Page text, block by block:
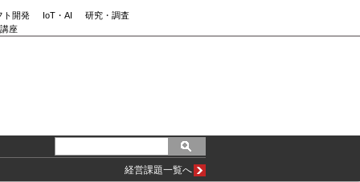
ト開発 IoT・AI
研究・調査
座
経営課題一覧へ